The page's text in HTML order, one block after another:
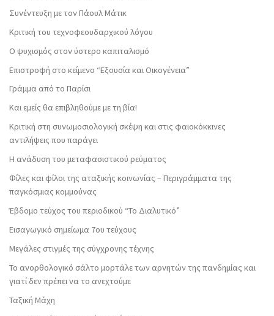
Συνέντευξη με τον Πάουλ Μάτικ
Κριτική του τεχνοφεουδαρχικού λόγου
Ο ψυχισμός στον ύστερο καπιταλισμό
Επιστροφή στο κείμενο “Εξουσία και Οικογένεια”
Γράμμα από το Παρίσι
Και εμείς θα επιβληθούμε με τη βία!
Κριτική στη συνωμοσιολογική σκέψη και στις φαιοκόκκινες
αντιλήψεις που παράγει
Η ανάδυση του μεταφασιστικού ρεύματος
Φίλες και φίλοι της αταξικής κοινωνίας – Περιγράμματα της
παγκόσμιας κομμούνας
Έβδομο τεύχος του περιοδικού “Το Διαλυτικό”
Εισαγωγικό σημείωμα 7ου τεύχους
Μεγάλες στιγμές της σύγχρονης τέχνης
Το ανορθολογικό σάλτο μορτάλε των αρνητών της πανδημίας και
γιατί δεν πρέπει να το ανεχτούμε
Ταξική Μάχη